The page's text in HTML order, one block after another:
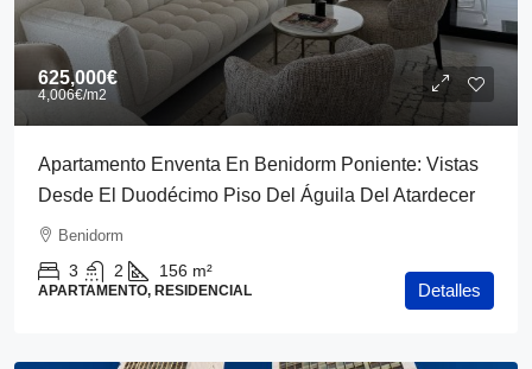
625,000€
4,006€/m2
Apartamento Enventa En Benidorm Poniente: Vistas
Desde El Duodécimo Piso Del Águila Del Atardecer
Benidorm
3 2 156 m²
APARTAMENTO, RESIDENCIAL Detalles